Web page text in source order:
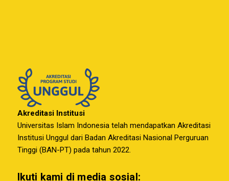
Akreditasi Institusi
Universitas Islam Indonesia telah mendapatkan Akreditasi
Institusi Unggul dari Badan Akreditasi Nasional Perguruan
Tinggi (BAN-PT) pada tahun 2022.
Ikuti kami di media sosial: